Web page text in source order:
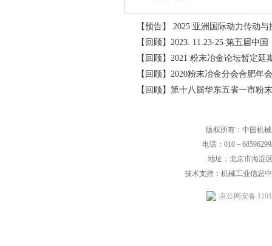
【预告】 2025 亚洲国际动力传动
【回顾】2023. 11.23-25 第五届中
【回顾】2021 粉末冶金论坛暂定延
【回顾】2020粉末冶金分会合肥年
【回顾】第十八届华东五省一市粉
版权所有：中国机
电话：010－
地址：北京市海淀
技术支持：机械工业信息
京公网安备